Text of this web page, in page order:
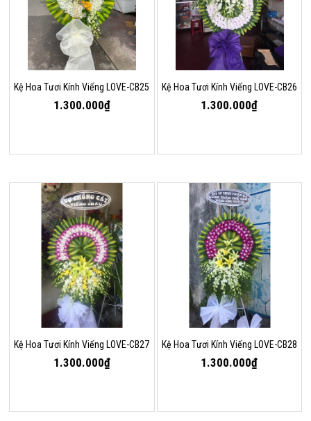
Kệ Hoa Tươi Kính Viếng LOVE-CB25
1.300.000₫
Kệ Hoa Tươi Kính Viếng LOVE-CB26
1.300.000₫
Kệ Hoa Tươi Kính Viếng LOVE-CB27
1.300.000₫
Kệ Hoa Tươi Kính Viếng LOVE-CB28
1.300.000₫